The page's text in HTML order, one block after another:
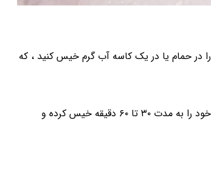
یکی دیگر از کارهای رایج در مورد نمک Epsom این است که نمک Epsom را در حمام یا در یک کاسه آب گرم خیس کنید ، که
پای خود را بریزید و سپس نصف فنجان نمک اپسوم را اضافه کنید. پاهای خود را به مدت ۳۰ تا ۶۰ دقیقه خیس کرده و